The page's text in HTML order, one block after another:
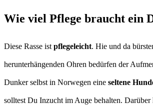
Wie viel Pflege braucht ein
Diese Rasse ist pflegeleicht. Hie und da
herunterhängenden Ohren bedürfen der
Dunker selbst in Norwegen eine seltene
solltest Du Inzucht im Auge behalten. Darüber